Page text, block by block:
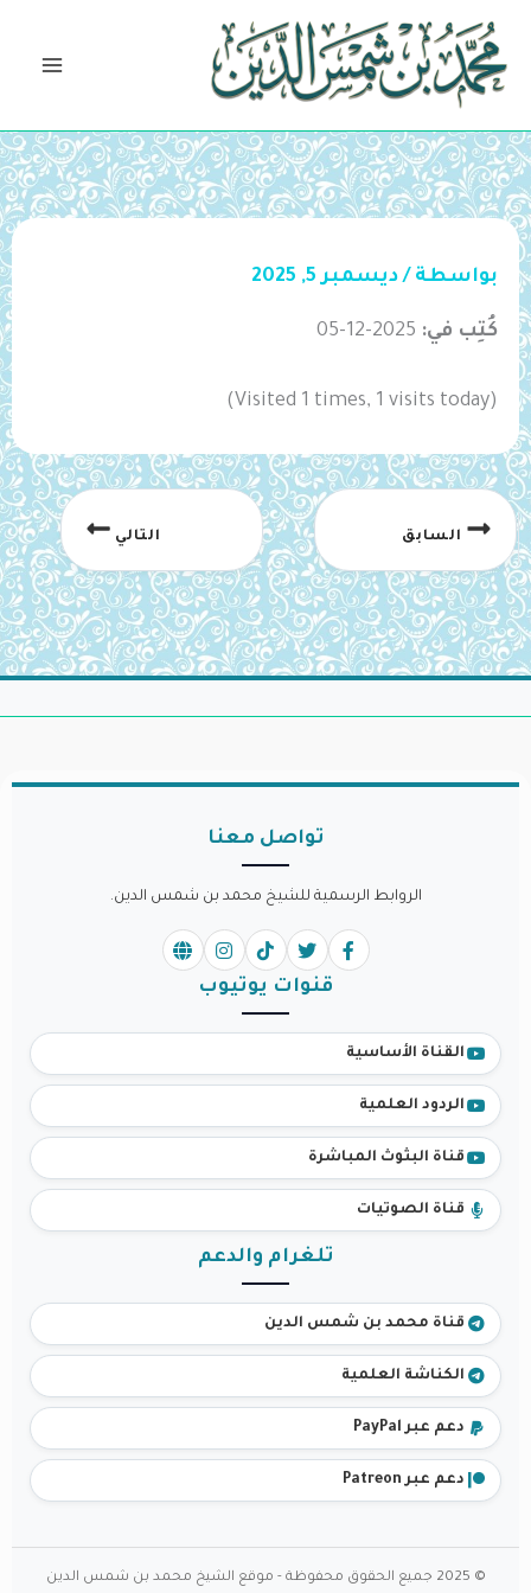
تخطي
المحتوى
بواسطة /ديسمبر 5, 2025
كُتِب في: 2025-12-05
(Visited 1 times, 1 visits today)
السابق التالي
تواصل معنا
الروابط الرسمية للشيخ محمد بن شمس الدين.
قنوات يوتيوب
القناة الأساسية
الردود العلمية
قناة البثوث المباشرة
قناة الصوتيات
تلغرام والدعم
قناة محمد بن شمس الدين
الكناشة العلمية
دعم عبر PayPal
دعم عبر Patreon
© 2025 جميع الحقوق محفوظة - موقع الشيخ محمد بن شمس الدين